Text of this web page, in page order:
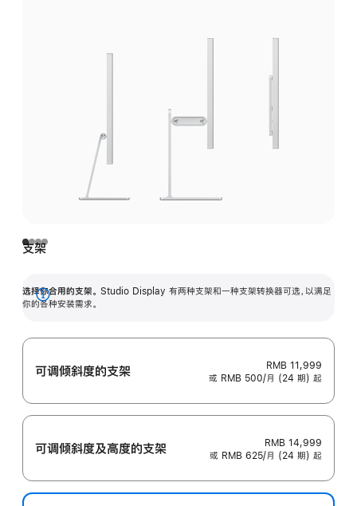
支架
选择你合用的支架。 Studio Display 有两种支架和一种支架转换器可选，以满足
你的各种安装需求。
展
可调倾斜度的支架
RMB 11,999
或 RMB 500/月 (24 期) 起
可调倾斜度及高‍度的支‍架
RMB 14,999
或 RMB 625/月 (24 期) 起